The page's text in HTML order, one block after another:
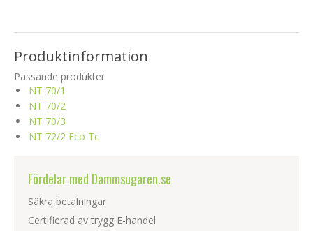
Produktinformation
Passande produkter
NT 70/1
NT 70/2
NT 70/3
NT 72/2 Eco Tc
Fördelar med Dammsugaren.se
Säkra betalningar
Certifierad av trygg E-handel